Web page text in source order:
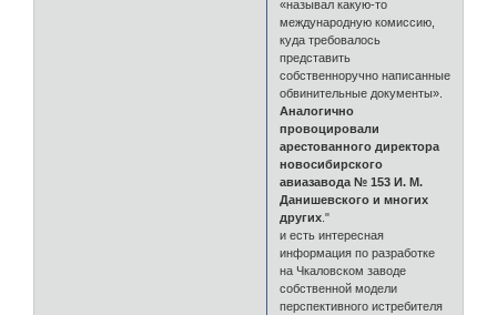
«называл какую-то
международную комиссию,
куда требовалось
представить
собственноручно написанные
обвинительные документы».
Аналогично
провоцировали
арестованного директора
новосибирского
авиазавода № 153 И. М.
Данишевского и многих
других ."
и есть интересная
информация по разработке
на Чкаловском заводе
собственной модели
перспективного истребителя